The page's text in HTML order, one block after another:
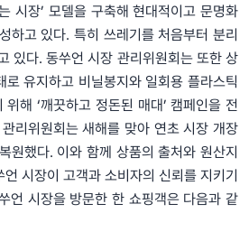
시장’ 모델을 구축해 현대적이고 문명화
하고 있다. 특히 쓰레기를 처음부터 분리
있다. 동쑤언 시장 관리위원회는 또한 상
로 유지하고 비닐봉지와 일회용 플라스틱
해 ‘깨끗하고 정돈된 매대’ 캠페인을 전
리위원회는 새해를 맞아 연초 시장 개장
원했다. 이와 함께 상품의 출처와 원산지
시장이 고객과 소비자의 신뢰를 지키기
언 시장을 방문한 한 쇼핑객은 다음과 같